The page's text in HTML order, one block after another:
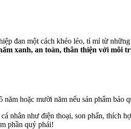
đan một cách khéo léo, tỉ mỉ từ
xanh, an toàn, thân thiện với môi
hoặc mười năm nếu sản phẩm bảo
nhân như điện thoại, son phấn, thích
phần quý phái!